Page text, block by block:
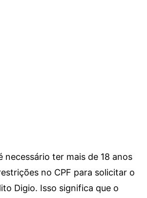
necessário ter mais de 18 anos
no CPF para solicitar o
Digio. Isso significa que o